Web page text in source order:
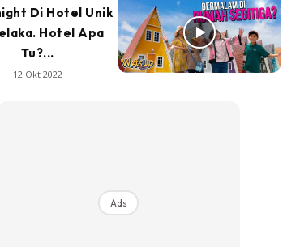
Di Hotel Unik
Hotel Apa
Tu?...
12 Okt 2022
Ads